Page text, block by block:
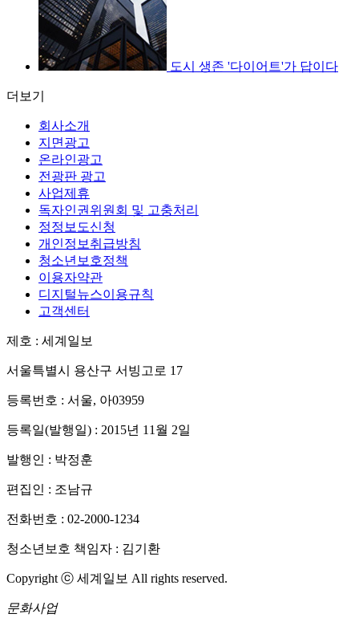
도시 생존 '다이어트'가 답이다
더보기
회사소개
지면광고
온라인광고
전광판 광고
사업제휴
독자인권위원회 및 고충처리
정정보도신청
개인정보취급방침
청소년보호정책
이용자약관
디지털뉴스이용규칙
고객센터
제호 : 세계일보
서울특별시 용산구 서빙고로 17
등록번호 : 서울, 아03959
등록일(발행일) : 2015년 11월 2일
발행인 : 박정훈
편집인 : 조남규
전화번호 : 02-2000-1234
청소년보호 책임자 : 김기환
Copyright ⓒ 세계일보 All rights reserved.
문화사업